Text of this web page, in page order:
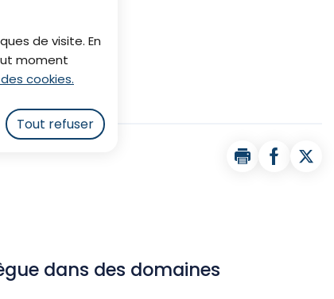
de visite. En
moment
cookies.
Tout refuser
Imprimer la
Partager
dans des domaines